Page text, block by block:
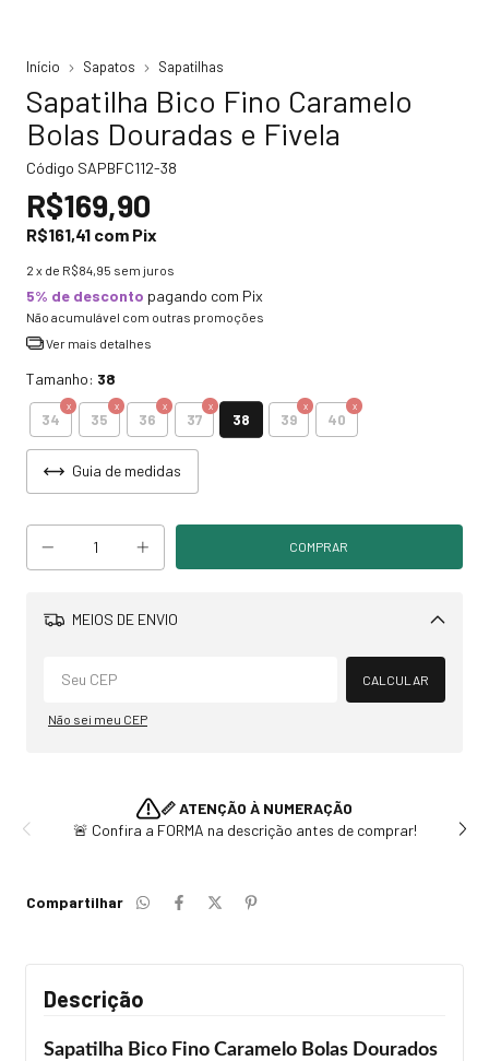
Início Sapatos Sapatilhas
Sapatilha Bico Fino Caramelo
Bolas Douradas e Fivela
Código SAPBFC112-38
R$169,90
R$161,41 com Pix
2 x de R$84,95 sem juros
5% de desconto pagando com Pix
Não acumulável com outras promoções
Ver mais detalhes
Tamanho: 38
34 35 36 37 38 39 40
Guia de medidas
MEIOS DE ENVIO
Alterar CEP
CALCULAR
Não sei meu CEP
📏 ATENÇÃO À NUMERAÇÃO
🚨 Confira a FORMA na descrição antes de comprar!
Compartilhar
Descrição
Sapatilha Bico Fino Caramelo Bolas Dourados